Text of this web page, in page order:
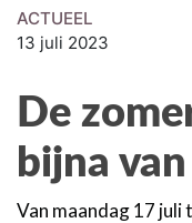
ACTUEEL
13 juli 2023
De
bijna
Van maandag 17